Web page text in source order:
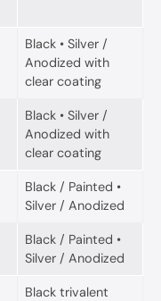
Black • Silver /
Anodized with
clear coating
Black • Silver /
Anodized with
clear coating
Black / Painted •
Silver / Anodized
Black / Painted •
Silver / Anodized
Black trivalent